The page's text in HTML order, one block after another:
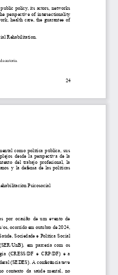
public policy, its actors, networks
perspective of intersectionality
health care, the guarantee of
Rehabilitation.
da autoria.
24
como política pública,
sus
desde la perspectiva de la
del trabajo profesional,
la
y la defensa de las políticas
Psicosocial
por ocasião de um evento de
os, ocorrido em outubro de 2024,
Sociedade e Política Social
(SER/UnB), em parceria com os
(CRESS/DF e CRP/DF) e a
(SEDES). A conferência teve
contexto da saúde mental, no